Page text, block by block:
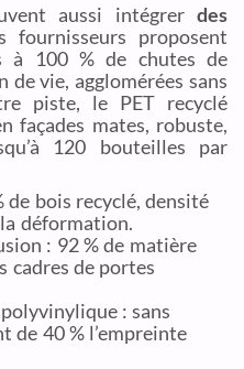
aussi intégrer des
fournisseurs proposent
à 100 % de chutes de
de vie, agglomérées sans
piste, le PET recyclé
façades mates, robuste,
120 bouteilles par
de bois recyclé, densité
déformation.
: 92 % de matière
cadres de portes
: sans
de 40 % l’empreinte